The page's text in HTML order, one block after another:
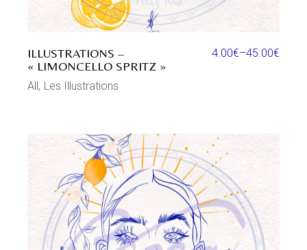
ILLUSTRATIONS –
« LIMONCELLO SPRITZ »
4.00€–45.00€
All Les Illustrations